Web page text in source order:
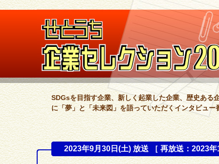
SDGsを目指す企業、新しく起業した企業、歴史ある
に「夢」と「未来図」を語っていただくインタビュ
2023年9月30日(土) 放送 ［ 再放送：2023